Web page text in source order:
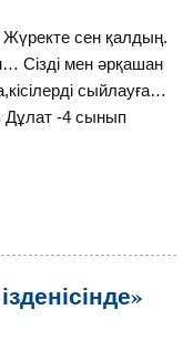
сен қалдың.
Сізді мен әрқашан
сыйлауға…
Дұлат -4 сынып